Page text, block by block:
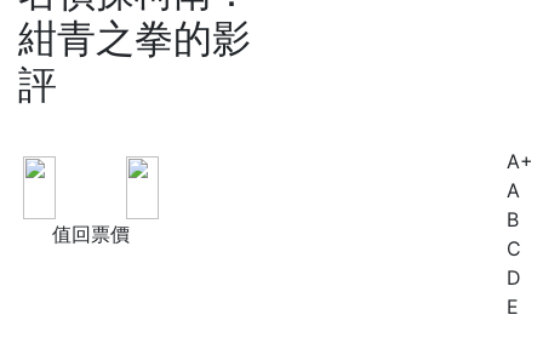
紺青之拳的影
評
值回票價
A+
A
B
C
D
E